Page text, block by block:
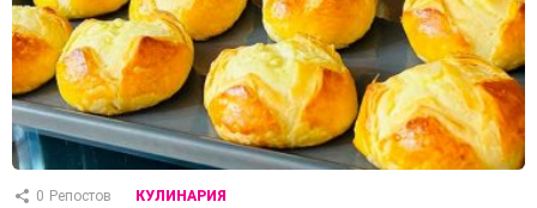
0 Репостов КУЛИНАРИЯ